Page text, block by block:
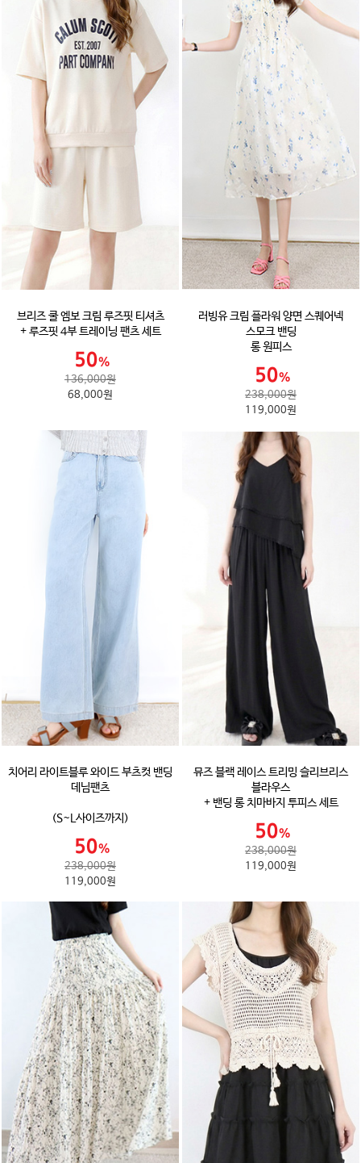
브리즈 쿨 엠보 크림 루즈핏 티셔츠
+ 루즈핏 4부 트레이닝 팬츠 세트
136,000원
68,000원
러빙유 크림 플라워 양면 스퀘어넥
스모크 밴딩
롱 원피스
238,000원
119,000원
치어리 라이트블루 와이드 부츠컷 밴딩
데님팬츠
(S~L사이즈까지)
238,000원
119,000원
뮤즈 블랙 레이스 트리밍 슬리브리스
블라우스
+ 밴딩 롱 치마바지 투피스 세트
238,000원
119,000원